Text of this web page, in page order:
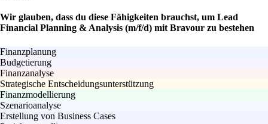
Wir glauben, dass du diese Fähigkeiten brauchst, um Lead
Financial Planning & Analysis (m/f/d) mit Bravour zu bestehen
Finanzplanung
Budgetierung
Finanzanalyse
Strategische Entscheidungsunterstützung
Finanzmodellierung
Szenarioanalyse
Erstellung von Business Cases